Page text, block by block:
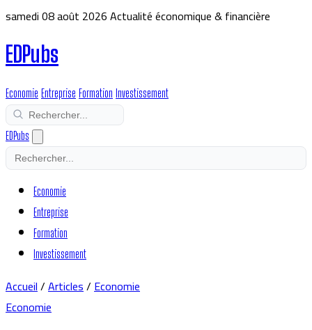
samedi 08 août 2026Actualité économique & financière
EDPubs
Economie Entreprise Formation Investissement
EDPubs
Economie
Entreprise
Formation
Investissement
Accueil/Articles/Economie
Economie